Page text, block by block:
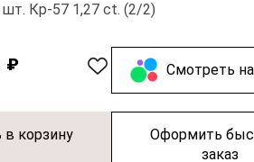
Кр-57 1,27 ct. (2/2)
₽ Cмотреть
корзину
Оформить
заказ